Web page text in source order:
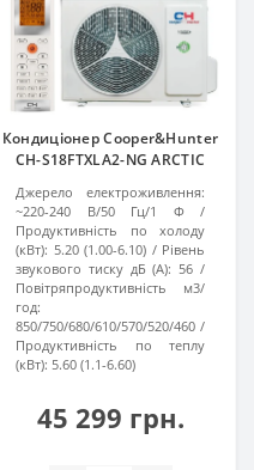
Кондиціонер Cooper&Hunter
CH-S18FTXLA2-NG ARCTIC
Джерело електроживлення:
~220-240 В/50 Гц/1 Ф
Продуктивність по холоду
(кВт): 5.20 (1.00-6.10)
Рівень
звукового тиску дБ (A): 56
Повітряпродуктивність м3/
год:
850/750/680/610/570/520/460
Продуктивність по теплу
(кВт): 5.60 (1.1-6.60)
45 299 грн.